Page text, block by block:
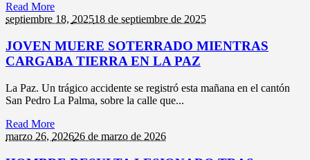
Read More
septiembre 18, 202518 de septiembre de 2025
JOVEN MUERE SOTERRADO MIENTRAS
CARGABA TIERRA EN LA PAZ
La Paz. Un trágico accidente se registró esta mañana en el cantón
San Pedro La Palma, sobre la calle que...
Read More
marzo 26, 202626 de marzo de 2026